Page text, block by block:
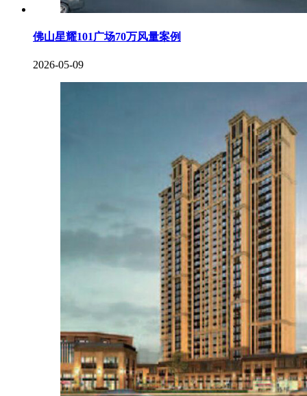
佛山星耀101广场70万风量案例
2026-05-09